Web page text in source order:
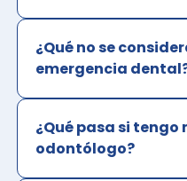
¿Qué no se
emergencia
¿Qué pasa si tengo
odontólogo?